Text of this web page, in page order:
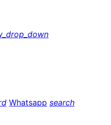
Whatsapp search